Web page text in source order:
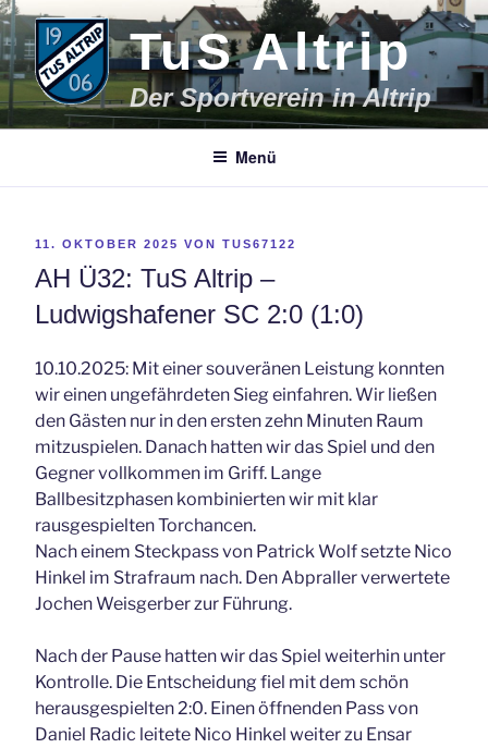
Zum
Inhalt
springen
TuS Altrip
Der Sportverein in Altrip
Menü
VERÖFFENTLICHT
AM
11. OKTOBER 2025 VON TUS67122
AH Ü32: TuS Altrip –
Ludwigshafener SC 2:0 (1:0)
10.10.2025: Mit einer souveränen Leistung konnten
wir einen ungefährdeten Sieg einfahren. Wir ließen
den Gästen nur in den ersten zehn Minuten Raum
mitzuspielen. Danach hatten wir das Spiel und den
Gegner vollkommen im Griff. Lange
Ballbesitzphasen kombinierten wir mit klar
rausgespielten Torchancen.
Nach einem Steckpass von Patrick Wolf setzte Nico
Hinkel im Strafraum nach. Den Abpraller verwertete
Jochen Weisgerber zur Führung.
Nach der Pause hatten wir das Spiel weiterhin unter
Kontrolle. Die Entscheidung fiel mit dem schön
herausgespielten 2:0. Einen öffnenden Pass von
Daniel Radic leitete Nico Hinkel weiter zu Ensar